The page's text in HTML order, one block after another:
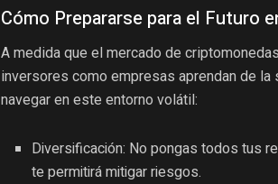
Cómo Prepararse para el Futuro
A medida que el mercado de
inversores como empresas aprendan de la
navegar en este entorno volátil:
Diversificación: No pongas todos tus
te permitirá mitigar riesgos.